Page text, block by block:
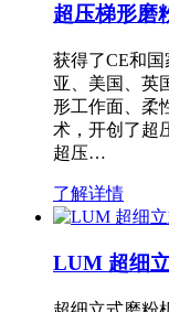
超压梯形磨
获得了CE和
亚、美国、英
形工作面、柔
术，开创了超
超压…
了解详情
LUM 超细